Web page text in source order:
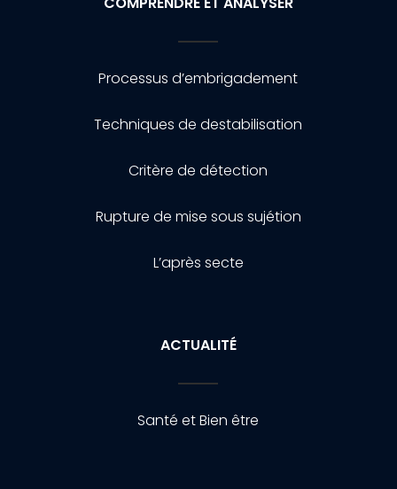
Processus d’embrigadement
Techniques de destabilisation
Critère de détection
Rupture de mise sous sujétion
L’après secte
ACTUALITÉ
Santé et Bien être